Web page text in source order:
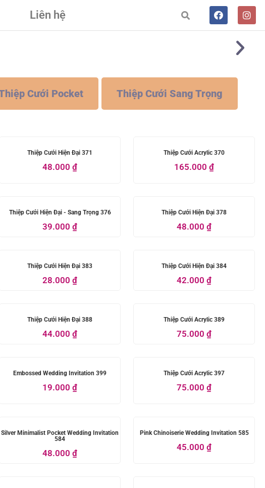
Liên hệ
Cưới Pocket Thiệp Cưới Sang Trọng
Thiệp Cưới Hiện Đại 371
48.000₫
Thiệp Cưới Acrylic 370
165.000₫
Thiệp Cưới Hiện Đại - Sang Trọng 376
39.000₫
Thiệp Cưới Hiện Đại 378
48.000₫
Thiệp Cưới Hiện Đại 383
28.000₫
Thiệp Cưới Hiện Đại 384
42.000₫
Thiệp Cưới Hiện Đại 388
44.000₫
Thiệp Cưới Acrylic 389
75.000₫
Embossed Wedding Invitation 399
19.000₫
Thiệp Cưới Acrylic 397
75.000₫
Silver Minimalist Pocket Wedding Invitation
584
48.000₫
Pink Chinoiserie Wedding Invitation 585
45.000₫